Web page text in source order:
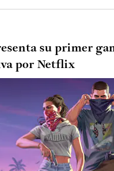
su primer
por Netflix